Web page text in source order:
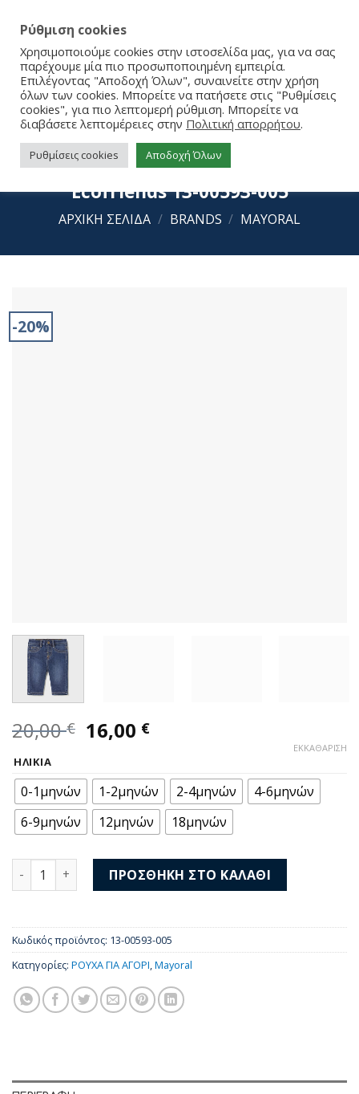
Mayoral Μακρύ Παντελόνι τζιν
Ecofriends 13-00593-005
ΑΡΧΙΚΉ ΣΕΛΊΔΑ / BRANDS / MAYORAL
-20%
20,00€ Original
price
20,00 €.
16,00 €Η
είναι:
16,00 €.
ΗΛΙΚΊΑ
0-1μηνών 1-2μηνών 2-4μηνών
4-6μηνών
6-9μηνών
12μηνών 18μηνών
ΕΚΚΑΘΆΡΙΣΗ
Mayoral Μακρύ Παντελόνι τζιν Ecofriends 13-00593-005
ΠΡΟΣΘΉΚΗ ΣΤΟ ΚΑΛΆΘΙ
Κωδικός προϊόντος: 13-00593-005
Κατηγορίες: ΡΟΥΧΑ ΓΙΑ ΑΓΟΡΙ Mayoral
Ρύθμιση cookies
Χρησιμοποιούμε cookies στην ιστοσελίδα μας, για να σας
παρέχουμε μία πιο προσωποποιημένη εμπειρία.
Επιλέγοντας "Αποδοχή Όλων", συναινείτε στην χρήση
όλων των cookies. Μπορείτε να πατήσετε στις "Ρυθμίσεις
cookies", για πιο λεπτομερή ρύθμιση. Μπορείτε να
διαβάσετε λεπτομέρειες στην Πολιτική απορρήτου.
Ρυθμίσεις cookies Αποδοχή Όλων